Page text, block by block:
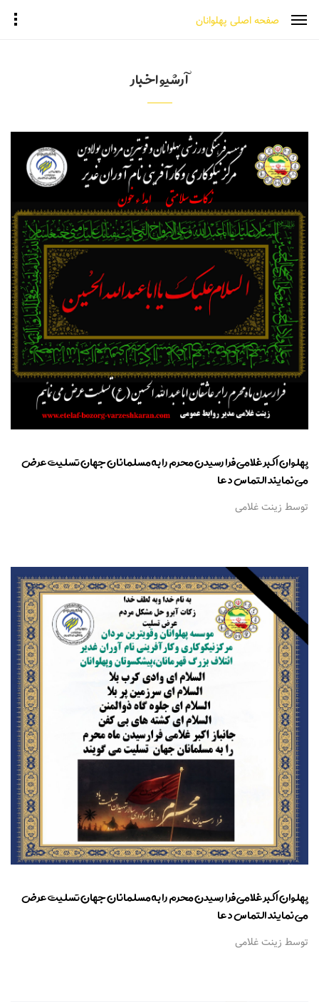
صفحه اصلی پهلوانان
آرشیو اخبار
پهلوان اکبر غلامی فرا رسیدن محرم را به مسلمانان جهان تسلیت عرض
می نمایند التماس دعا
توسط زینت غلامی
پهلوان اکبر غلامی فرا رسیدن محرم را به مسلمانان جهان تسلیت عرض
می نمایند التماس دعا
توسط زینت غلامی